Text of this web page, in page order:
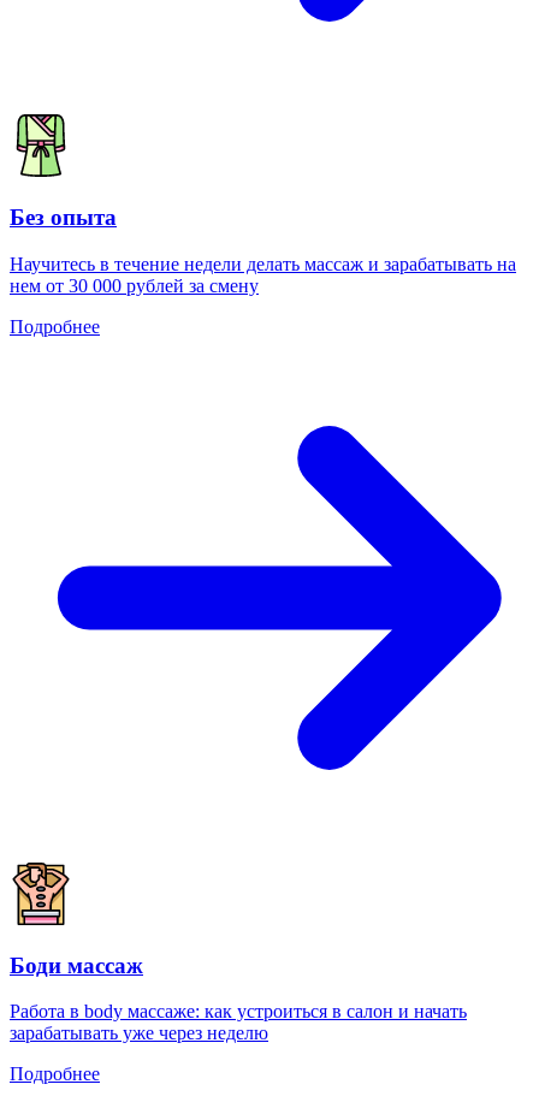
Без опыта
Научитесь в течение недели делать массаж и зарабатывать на
нем от 30 000 рублей за смену
Подробнее
Боди массаж
Работа в body массаже: как устроиться в салон и начать
зарабатывать уже через неделю
Подробнее